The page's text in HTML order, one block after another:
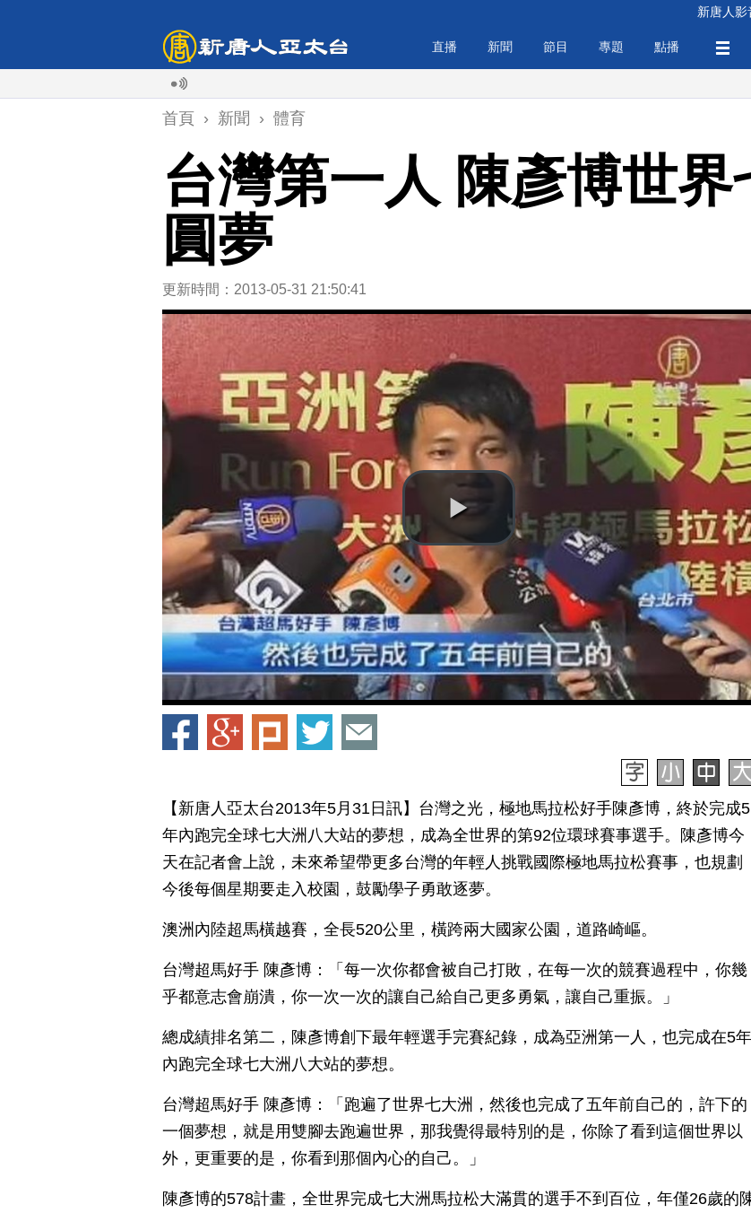
新唐人影
直播 新聞 節目 專題 點播
防
首頁 › 新聞 › 體育
台灣第一人 陳彥博世
圓夢
更新時間：2013-05-31 21:50:41
【新唐人亞太台2013年5月31日訊】台灣之光，極地馬拉松好手陳彥博，終於完成5
年內跑完全球七大洲八大站的夢想，成為全世界的第92位環球賽事選手。陳彥博今
天在記者會上說，未來希望帶更多台灣的年輕人挑戰國際極地馬拉松賽事，也規劃
今後每個星期要走入校園，鼓勵學子勇敢逐夢。
澳洲內陸超馬橫越賽，全長520公里，橫跨兩大國家公園，道路崎嶇。
台灣超馬好手 陳彥博：「每一次你都會被自己打敗，在每一次的競賽過程中，你幾
乎都意志會崩潰，你一次一次的讓自己給自己更多勇氣，讓自己重振。」
總成績排名第二，陳彥博創下最年輕選手完賽紀錄，成為亞洲第一人，也完成在5年
內跑完全球七大洲八大站的夢想。
台灣超馬好手 陳彥博：「跑遍了世界七大洲，然後也完成了五年前自己的，許下的
一個夢想，就是用雙腳去跑遍世界，那我覺得最特別的是，你除了看到這個世界以
外，更重要的是，你看到那個內心的自己。」
陳彥博的578計畫，全世界完成七大洲馬拉松大滿貫的選手不到百位，年僅26歲的